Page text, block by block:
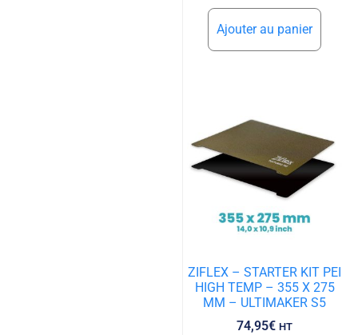
Ajouter au panier
ZIFLEX – STARTER KIT PEI
HIGH TEMP – 355 X 275
MM – ULTIMAKER S5
74,95€ HT